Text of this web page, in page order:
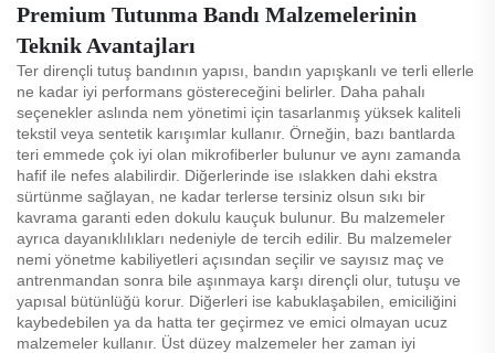
Premium Tutunma Bandı Malzemelerinin
Teknik Avantajları
Ter dirençli tutuş bandının yapısı, bandın yapışkanlı ve terli ellerle
ne kadar iyi performans göstereceğini belirler. Daha pahalı
seçenekler aslında nem yönetimi için tasarlanmış yüksek kaliteli
tekstil veya sentetik karışımlar kullanır. Örneğin, bazı bantlarda
teri emmede çok iyi olan mikrofiberler bulunur ve aynı zamanda
hafif ile nefes alabilirdir. Diğerlerinde ise ıslakken dahi ekstra
sürtünme sağlayan, ne kadar terlerse tersiniz olsun sıkı bir
kavrama garanti eden dokulu kauçuk bulunur. Bu malzemeler
ayrıca dayanıklılıkları nedeniyle de tercih edilir. Bu malzemeler
nemi yönetme kabiliyetleri açısından seçilir ve sayısız maç ve
antrenmandan sonra bile aşınmaya karşı dirençli olur, tutuşu ve
yapısal bütünlüğü korur. Diğerleri ise kabuklaşabilen, emiciliğini
kaybedebilen ya da hatta ter geçirmez ve emici olmayan ucuz
malzemeler kullanır. Üst düzey malzemeler her zaman iyi